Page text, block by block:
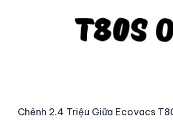
Chênh 2.4 Triệu Giữa Ecovacs